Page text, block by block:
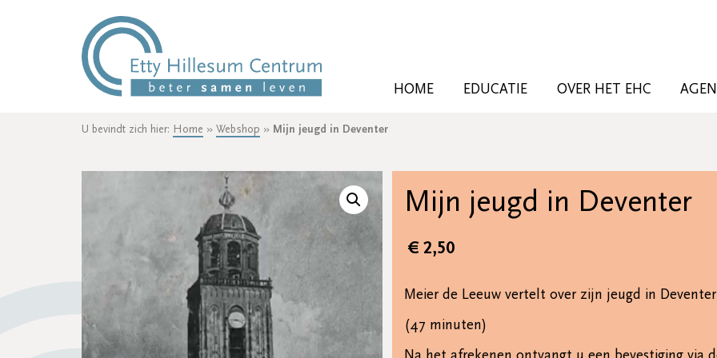
HOME EDUCATIE OVER HET EHC
U bevindt zich hier: Home » Webshop » Mijn jeugd in Deventer
Mijn jeugd in Deventer
€2,50
Meier de Leeuw vertelt over zijn jeugd in
(47 minuten)